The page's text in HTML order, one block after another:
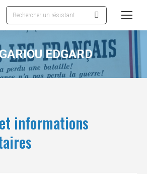
Recherche
:
EDGARD
informations